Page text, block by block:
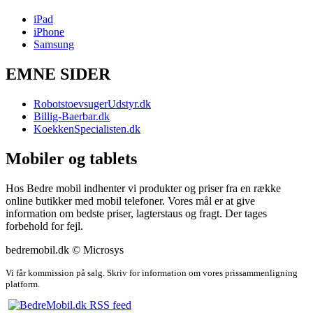
iPad
iPhone
Samsung
EMNE SIDER
RobotstoevsugerUdstyr.dk
Billig-Baerbar.dk
KoekkenSpecialisten.dk
Mobiler og tablets
Hos Bedre mobil indhenter vi produkter og priser fra en række
online butikker med mobil telefoner. Vores mål er at give
information om bedste priser, lagterstaus og fragt. Der tages
forbehold for fejl.
bedremobil.dk © Microsys
Vi får kommission på salg. Skriv for information om vores prissammenligning
platform.